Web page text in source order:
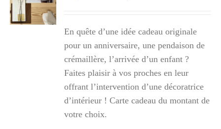
300,00€
à
1
000,00€
En quête d’une idée cadeau originale
pour un anniversaire, une pendaison de
crémaillère, l’arrivée d’un enfant ?
Faites plaisir à vos proches en leur
offrant l’intervention d’une décoratrice
d’intérieur ! Carte cadeau du montant de
votre choix.